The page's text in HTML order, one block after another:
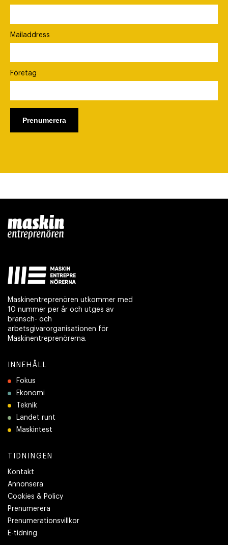
Mailaddress
Företag
Maskinentreprenören utkommer med
10 nummer per år och utges av
bransch- och
arbetsgivarorganisationen för
Maskinentreprenörerna.
INNEHÅLL
Fokus
Ekonomi
Teknik
Landet runt
Maskintest
TIDNINGEN
Kontakt
Annonsera
Cookies & Policy
Prenumerera
Prenumerationsvillkor
E-tidning